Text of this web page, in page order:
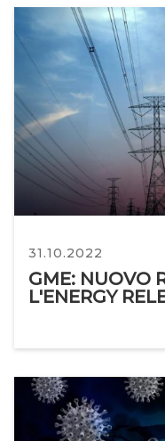
31.10.2022
GME: NUOVO
L'ENERGY